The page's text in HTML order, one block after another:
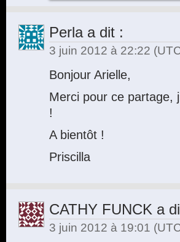
Perlaa dit :
3 juin 2012 à 22:22
Bonjour Arielle,
Merci pour ce partage,
!
A bientôt !
Priscilla
CATHY FUNCK a
3 juin 2012 à 19:01